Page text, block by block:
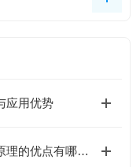
应用优势
软化水钙离子在线检测仪采用电极法原理的优点有哪些？